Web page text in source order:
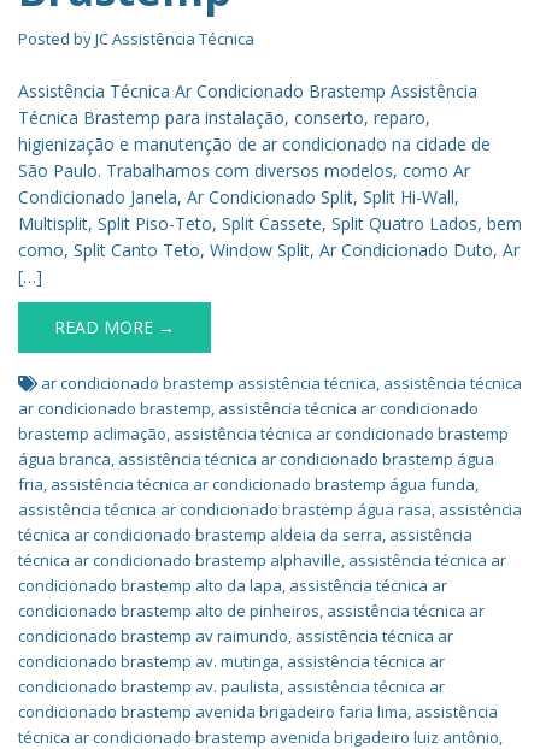
Posted byJC Assistência Técnica
Assistência Técnica Ar Condicionado Brastemp Assistência
Técnica Brastemp para instalação, conserto, reparo,
higienização e manutenção de ar condicionado na cidade de
São Paulo. Trabalhamos com diversos modelos, como Ar
Condicionado Janela, Ar Condicionado Split, Split Hi-Wall,
Multisplit, Split Piso-Teto, Split Cassete, Split Quatro Lados, bem
como, Split Canto Teto, Window Split, Ar Condicionado Duto, Ar
[…]
READ MORE →
ar condicionado brastemp assistência técnica, assistência técnica
ar condicionado brastemp, assistência técnica ar condicionado
brastemp aclimação, assistência técnica ar condicionado brastemp
água branca, assistência técnica ar condicionado brastemp água
fria, assistência técnica ar condicionado brastemp água funda,
assistência técnica ar condicionado brastemp água rasa, assistência
técnica ar condicionado brastemp aldeia da serra, assistência
técnica ar condicionado brastemp alphaville, assistência técnica ar
condicionado brastemp alto da lapa, assistência técnica ar
condicionado brastemp alto de pinheiros, assistência técnica ar
condicionado brastemp av raimundo, assistência técnica ar
condicionado brastemp av. mutinga, assistência técnica ar
condicionado brastemp av. paulista, assistência técnica ar
condicionado brastemp avenida brigadeiro faria lima, assistência
técnica ar condicionado brastemp avenida brigadeiro luiz antônio,